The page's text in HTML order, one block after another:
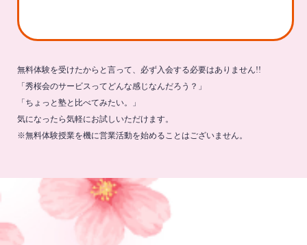
無料体験を受けたからと言って、必ず入会する必要はありません!!
「秀桜会のサービスってどんな感じなんだろう？」
「ちょっと塾と比べてみたい。」
気になったら気軽にお試しいただけます。
※無料体験授業を機に営業活動を始めることはございません。